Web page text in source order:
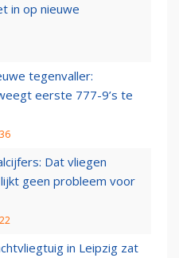
in op nieuwe
tegenvaller:
eerste 777-9’s te
Dat vliegen
geen probleem voor
in Leipzig zat